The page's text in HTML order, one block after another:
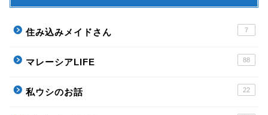
住み込みメイドさん 7
マレーシアLIFE 88
私ウシのお話 22